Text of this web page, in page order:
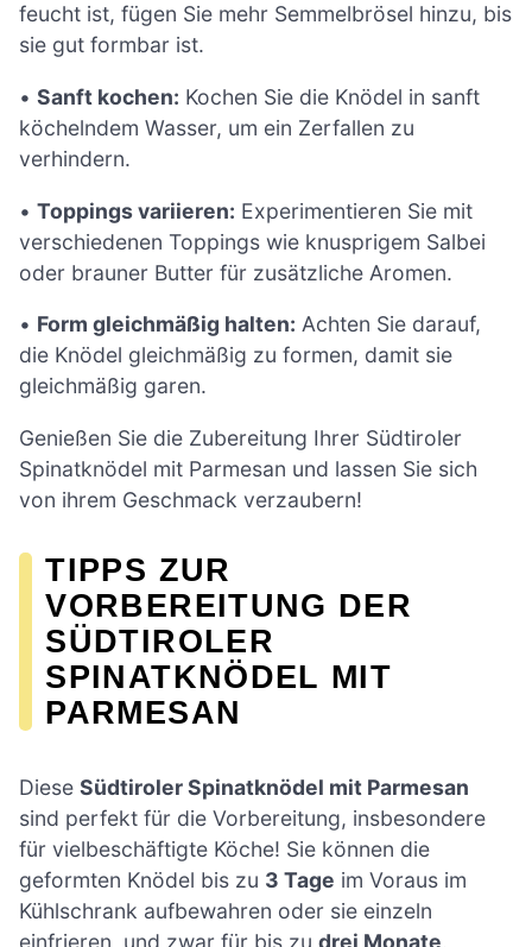
feucht ist, fügen Sie mehr Semmelbrösel hinzu, bis
sie gut formbar ist.
• Sanft kochen: Kochen Sie die Knödel in sanft
köchelndem Wasser, um ein Zerfallen zu
verhindern.
• Toppings variieren: Experimentieren Sie mit
verschiedenen Toppings wie knusprigem Salbei
oder brauner Butter für zusätzliche Aromen.
• Form gleichmäßig halten: Achten Sie darauf,
die Knödel gleichmäßig zu formen, damit sie
gleichmäßig garen.
Genießen Sie die Zubereitung Ihrer Südtiroler
Spinatknödel mit Parmesan und lassen Sie sich
von ihrem Geschmack verzaubern!
TIPPS ZUR
VORBEREITUNG DER
SÜDTIROLER
SPINATKNÖDEL MIT
PARMESAN
Diese Südtiroler Spinatknödel mit Parmesan
sind perfekt für die Vorbereitung, insbesondere
für vielbeschäftigte Köche! Sie können die
geformten Knödel bis zu 3 Tage im Voraus im
Kühlschrank aufbewahren oder sie einzeln
einfrieren, und zwar für bis zu drei Monate